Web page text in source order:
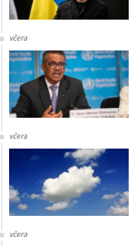
včera
včera
včera